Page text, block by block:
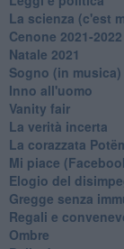
La scienza (c'est
Cenone 2021-2022
Natale 2021
Sogno (in musica)
Inno all'uomo
Vanity fair
La verità incerta
La corazzata
Mi piace
Elogio del
Gregge senza
Regali e
Ombre